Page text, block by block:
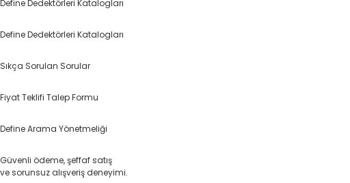
Define Dedektörleri Katalogları
Define Dedektörleri Katalogları
Sıkça Sorulan Sorular
Fiyat Teklifi Talep Formu
Define Arama Yönetmeliği
Güvenli ödeme, şeffaf satış
ve sorunsuz alışveriş deneyimi.